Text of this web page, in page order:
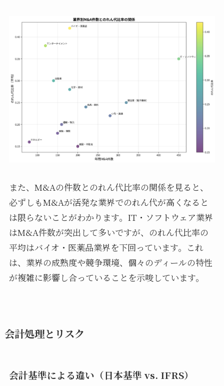
また、M&Aの件数とのれん代比率の関係を見ると、
必ずしもM&Aが活発な業界でのれん代が高くなると
は限らないことがわかります。IT・ソフトウェア業界
はM&A件数が突出して多いですが、のれん代比率の
平均はバイオ・医薬品業界を下回っています。これ
は、業界の成熟度や競争環境、個々のディールの特性
が複雑に影響し合っていることを示唆しています。
会計処理とリスク
会計基準による違い（日本基準 vs. IFRS）